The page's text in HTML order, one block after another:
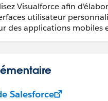
Visualforce afin
utilisateur
des applications mobiles
Salesforce